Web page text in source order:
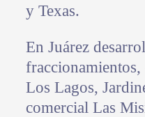
y Texas.
En Juárez
Los Lagos,
comercial Las